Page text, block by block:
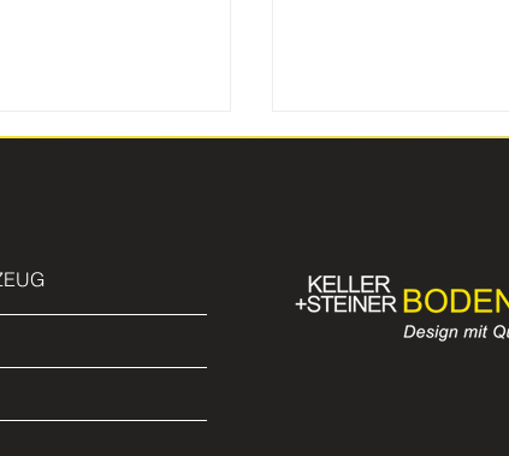
dem
Parkett ist ein Lifetime-